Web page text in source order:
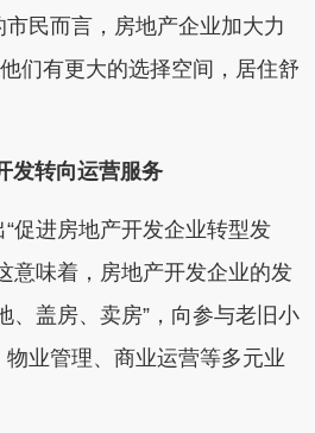
民而言，房地产企业加大力
们有更大的选择空间，居住舒
发转向运营服务
进房地产开发企业转型发
意味着，房地产开发企业的发
、盖房、卖房”，向参与老旧小
业管理、商业运营等多元业